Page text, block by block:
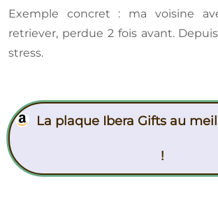
Exemple concret : ma voisine
retriever, perdue 2 fois avant.
stress.
La plaque Ibera Gifts au
!